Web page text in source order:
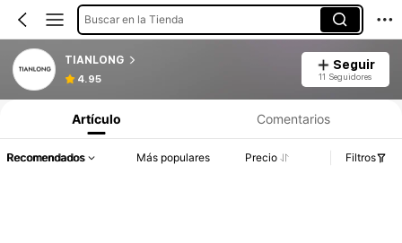
Buscar en la Tienda
TIANLONG
4.95
Seguir
11 Seguidores
Artículo Comentarios
Recomendados Más populares Precio Filtros